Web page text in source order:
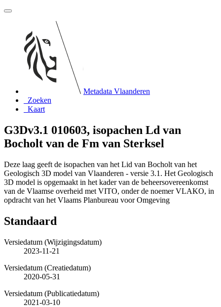
Metadata Vlaanderen
Zoeken
Kaart
G3Dv3.1 010603, isopachen Ld van
Bocholt van de Fm van Sterksel
Deze laag geeft de isopachen van het Lid van Bocholt van het
Geologisch 3D model van Vlaanderen - versie 3.1. Het Geologisch
3D model is opgemaakt in het kader van de beheersovereenkomst
van de Vlaamse overheid met VITO, onder de noemer VLAKO, in
opdracht van het Vlaams Planbureau voor Omgeving
Standaard
Versiedatum (Wijzigingsdatum)
2023-11-21
Versiedatum (Creatiedatum)
2020-05-31
Versiedatum (Publicatiedatum)
2021-03-10